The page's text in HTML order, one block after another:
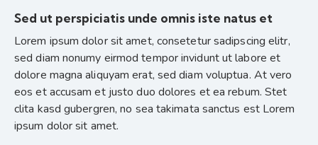
Sed ut perspiciatis unde omnis iste natus et
Lorem ipsum dolor sit amet, consetetur sadipscing elitr,
sed diam nonumy eirmod tempor invidunt ut labore et
dolore magna aliquyam erat, sed diam voluptua. At vero
eos et accusam et justo duo dolores et ea rebum. Stet
clita kasd gubergren, no sea takimata sanctus est Lorem
ipsum dolor sit amet.